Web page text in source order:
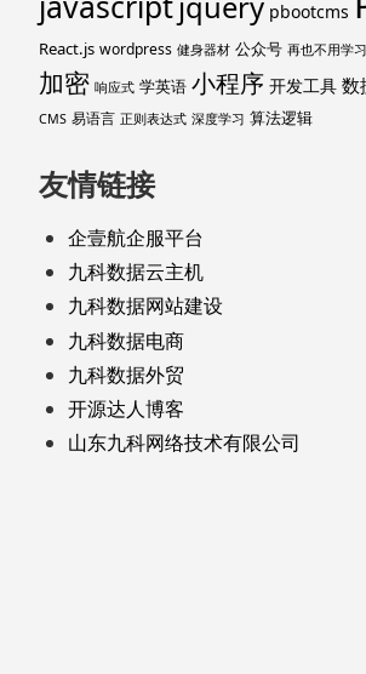
pbootcms
React.js wordpress 健身器材 公众号 再也不用学
加密 响应式 学英语 小程序 开发工具 数
CMS 易语言 正则表达式 深度学习 算法逻辑
友情链接
企壹航企服平台
九科数据云主机
九科数据网站建设
九科数据电商
九科数据外贸
开源达人博客
山东九科网络技术有限公司